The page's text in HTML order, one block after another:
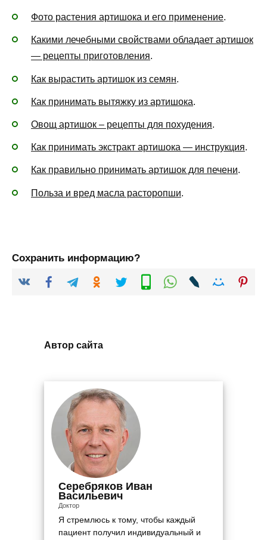
Фото растения артишока и его применение.
Какими лечебными свойствами обладает артишок
— рецепты приготовления.
Как вырастить артишок из семян.
Как принимать вытяжку из артишока.
Овощ артишок – рецепты для похудения.
Как принимать экстракт артишока — инструкция.
Как правильно принимать артишок для печени.
Польза и вред масла расторопши.
Сохранить информацию?
Автор сайта
Серебряков Иван
Васильевич
Доктор
Я стремлюсь к тому, чтобы каждый
пациент получил индивидуальный и